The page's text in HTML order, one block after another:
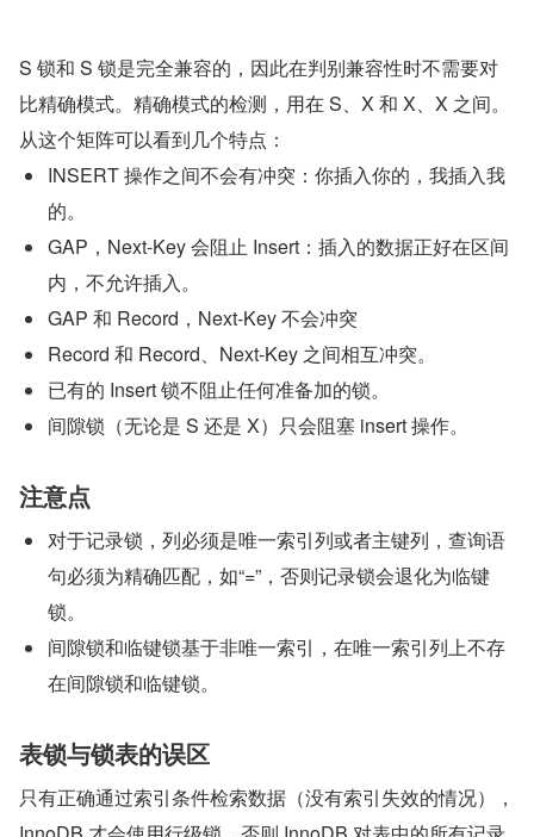
S 锁和 S 锁是完全兼容的，因此在判别兼容性时不需要对
比精确模式。精确模式的检测，用在 S、X 和 X、X 之间。
从这个矩阵可以看到几个特点：
INSERT 操作之间不会有冲突：你插入你的，我插入我
的。
GAP，Next-Key 会阻止 Insert：插入的数据正好在区间
内，不允许插入。
GAP 和 Record，Next-Key 不会冲突
Record 和 Record、Next-Key 之间相互冲突。
已有的 Insert 锁不阻止任何准备加的锁。
间隙锁（无论是 S 还是 X）只会阻塞 insert 操作。
注意点
对于记录锁，列必须是唯一索引列或者主键列，查询语
句必须为精确匹配，如“=”，否则记录锁会退化为临键
锁。
间隙锁和临键锁基于非唯一索引，在唯一索引列上不存
在间隙锁和临键锁。
表锁与锁表的误区
只有正确通过索引条件检索数据（没有索引失效的情况），